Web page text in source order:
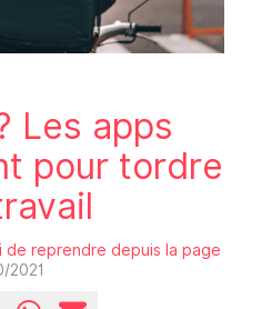
Les apps
pour tordre
de reprendre depuis la page
2021